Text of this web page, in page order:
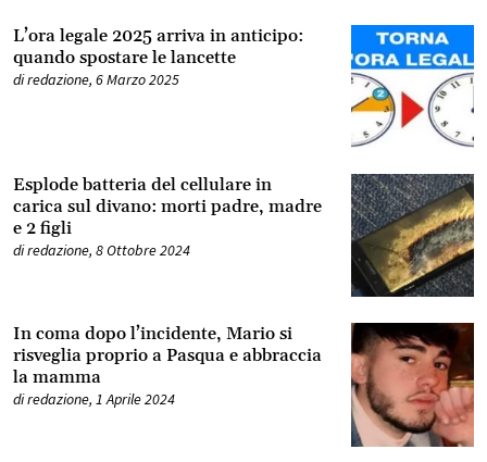
L’ora legale 2025 arriva in anticipo:
quando spostare le lancette
diredazione, 6 Marzo 2025
Esplode batteria del cellulare in
carica sul divano: morti padre, madre
e 2 figli
diredazione, 8 Ottobre 2024
In coma dopo l’incidente, Mario si
risveglia proprio a Pasqua e abbraccia
la mamma
diredazione, 1 Aprile 2024